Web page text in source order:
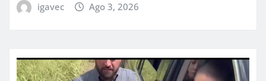
igavec Ago 3, 2026